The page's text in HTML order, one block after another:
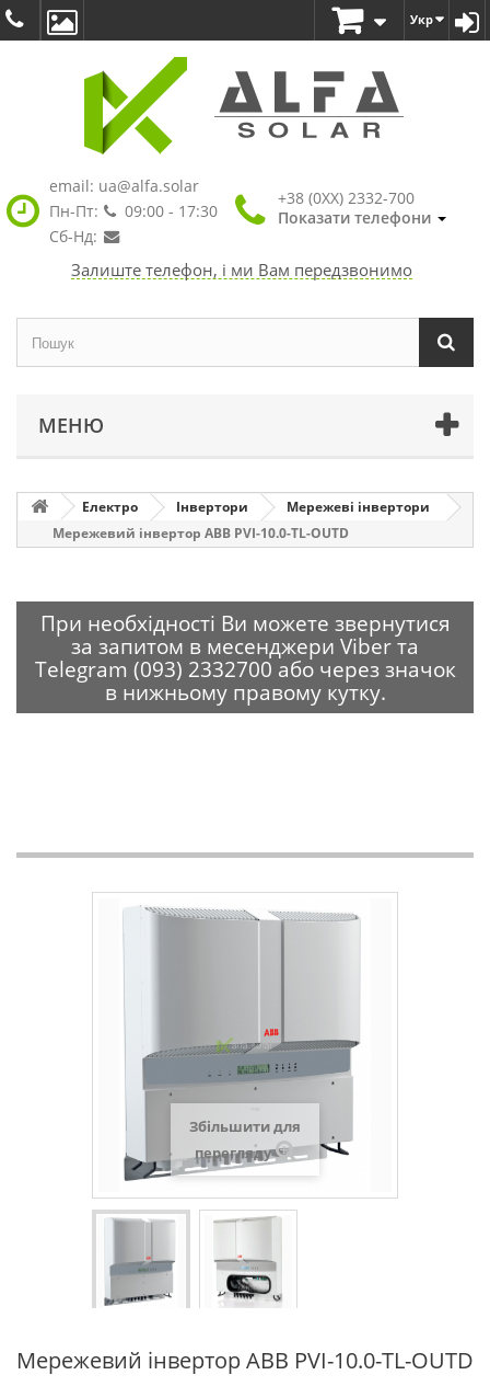
Укр
email: ua@alfa.solar
Пн-Пт:
09:00 - 17:30
Сб-Нд:
+38 (0XX) 2332-700
Показати телефони
Залиште телефон, і ми Вам передзвонимо
МЕНЮ
Електро Інвертори
Мережеві інвертори
Мережевий інвертор ABB PVI-10.0-TL-OUTD
При необхідності Ви можете звернутися
за запитом в месенджери Viber та
Telegram (093) 2332700 або через значок
в нижньому правому кутку.
Збільшити для
перегляду
Мережевий інвертор ABB PVI-10.0-TL-OUTD